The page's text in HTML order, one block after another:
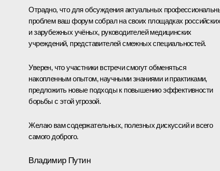
Отрадно, что для обсуждения актуальных
проблем ваш форум собрал на своих площадках российских
и зарубежных учёных, руководителей медицинских
учреждений, представителей смежных специальностей.
Уверен, что участники встречи смогут обменяться
накопленным опытом, научными знаниями и практиками,
предложить новые подходы к повышению эффективности
борьбы с этой угрозой.
Желаю вам содержательных, полезных дискуссий и всего
самого доброго.
Владимир Путин